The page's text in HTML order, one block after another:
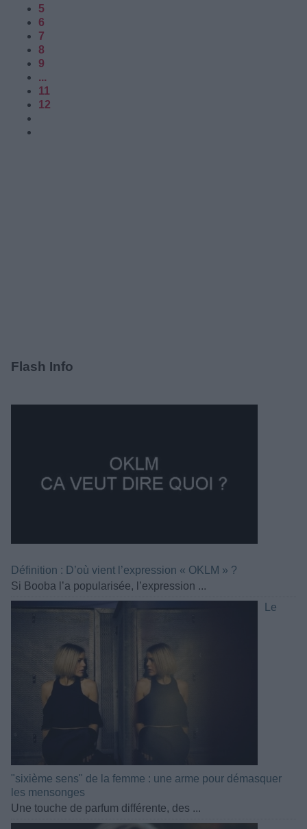
5
6
7
8
9
...
11
12
Flash Info
Définition : D’où vient l’expression « OKLM » ?
Si Booba l’a popularisée, l’expression ...
Le
"sixième sens" de la femme : une arme pour démasquer
les mensonges
Une touche de parfum différente, des ...